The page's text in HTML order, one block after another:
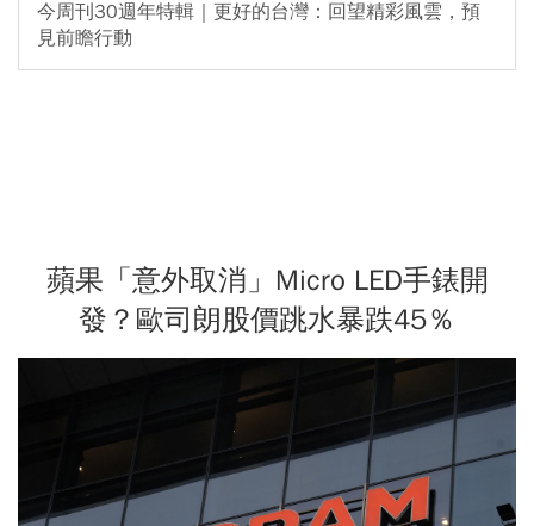
今周刊30週年特輯｜更好的台灣：回望精彩風雲，預
見前瞻行動
蘋果「意外取消」Micro LED手錶開
發？歐司朗股價跳水暴跌45％